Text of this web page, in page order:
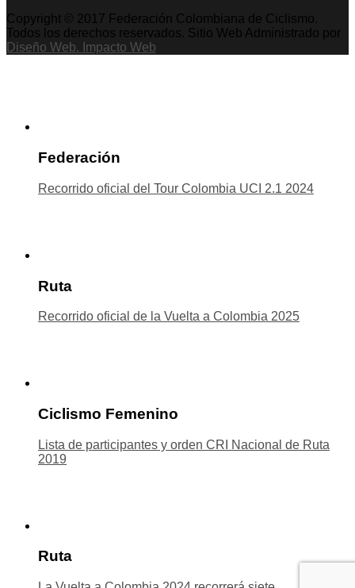
Copyright © 2017 Federación Colombiana de Ciclismo.
Todos los derechos reservados. Sitio Web Administrado por
Diseño Web. Impacto Web
Federación
Recorrido oficial del Tour Colombia UCI 2.1 2024
Ruta
Recorrido oficial de la Vuelta a Colombia 2025
Ciclismo Femenino
Lista de participantes y orden CRI Nacional de Ruta
2019
Ruta